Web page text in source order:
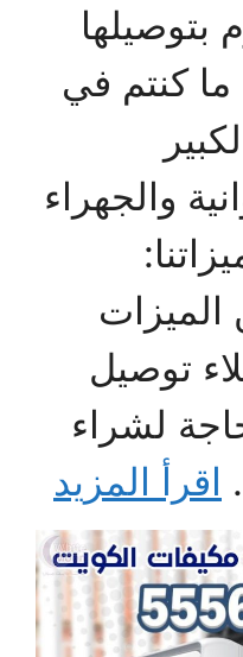
بتوصيلها
ما كنتم في
والجهراء
الميزات
توصيل
لشراء
اقرأ المزيد